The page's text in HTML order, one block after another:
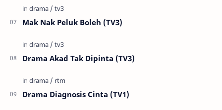
Mak Nak Peluk Boleh (TV3)
Drama Akad Tak Dipinta (TV3)
Drama Diagnosis Cinta (TV1)